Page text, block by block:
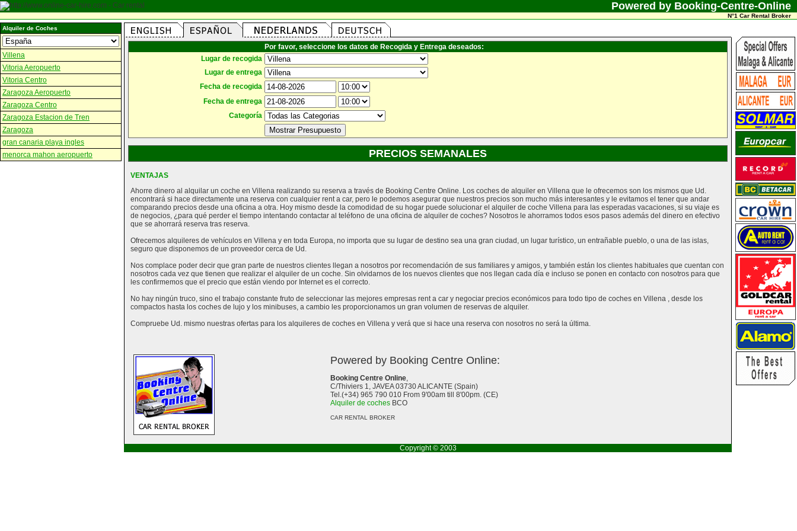
Powered by Booking-Centre-Online
N°1 Car Rental Broker
Alquiler de Coches
Villena
Vitoria Aeropuerto
Vitoria Centro
Zaragoza Aeropuerto
Zaragoza Centro
Zaragoza Estacion de Tren
Zaragoza
gran canaria playa ingles
menorca mahon aeropuerto
Por favor, seleccione los datos de Recogida y Entrega deseados:
Lugar de recogida
Lugar de entrega
Fecha de recogida
Fecha de entrega
Categoría
PRECIOS SEMANALES
VENTAJAS
Ahorre dinero al alquilar un coche en Villena realizando su reserva a través de Booking Centre Online. Los coches de alquiler en Villena que le ofrecemos son los mismos que Ud.
encontrará si hace directamente una reserva con cualquier rent a car, pero le podemos asegurar que nuestros precios son mucho más interesantes y le evitamos el tener que andar
comparando precios desde una oficina a otra. Hoy mismo desde la comodidad de su hogar puede solucionar el alquiler de coche Villena para las esperadas vacaciones, si su viaje es
de negocios, ¿para qué perder el tiempo intentando contactar al teléfono de una oficina de alquiler de coches? Nosotros le ahorramos todos esos pasos además del dinero en efectivo
que se ahorrará reserva tras reserva.
Ofrecemos alquileres de vehículos en Villena y en toda Europa, no importa que su lugar de destino sea una gran ciudad, un lugar turístico, un entrañable pueblo, o una de las islas,
seguro que disponemos de un proveedor cerca de Ud.
Nos complace poder decir que gran parte de nuestros clientes llegan a nosotros por recomendación de sus familiares y amigos, y también están los clientes habituales que cuentan con
nosotros cada vez que tienen que realizar el alquiler de un coche. Sin olvidarnos de los nuevos clientes que nos llegan cada día e incluso se ponen en contacto con nosotros para que
les confirmemos que el precio que están viendo por Internet es el correcto.
No hay ningún truco, sino el trabajo constante fruto de seleccionar las mejores empresas rent a car y negociar precios económicos para todo tipo de coches en Villena , desde los
compactos hasta los coches de lujo y los minibuses, a cambio les proporcionamos un gran volumen de reservas de alquiler.
Compruebe Ud. mismo nuestras ofertas para los alquileres de coches en Villena y verá que si hace una reserva con nosotros no será la última.
Powered by Booking Centre Online:
Booking Centre Online,
C/Thiviers 1, JAVEA 03730 ALICANTE (Spain)
Tel.(+34) 965 790 010 From 9'00am till 8'00pm. (CE)
Alquiler de coches BCO
CAR RENTAL BROKER
Copyright © 2003